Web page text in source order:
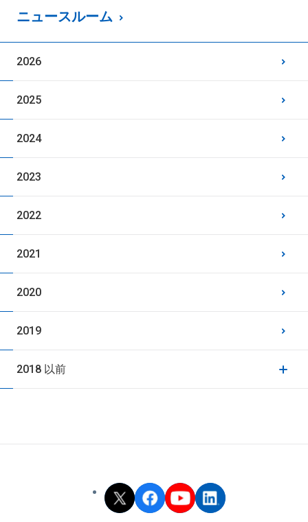
ニュースルーム
2026
2025
2024
2023
2022
2021
2020
2019
2018 以前